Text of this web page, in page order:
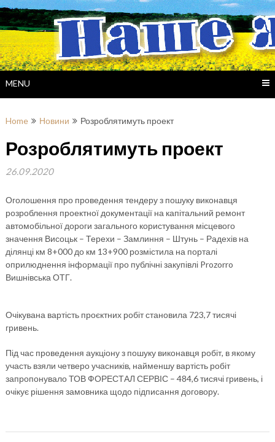
Skip
to
content
MENU
Home Новини Розроблятимуть проект
Розроблятимуть проект
26.09.2020
Оголошення про проведення тендеру з пошуку виконавця
розроблення проектної документації на капітальний ремонт
автомобільної дороги загального користування місцевого
значення Висоцьк – Терехи – Замлиння – Штунь – Радехів на
ділянці км 8+000 до км 13+900 розмістила на порталі
оприлюднення інформації про публічні закупівлі Prozorro
Вишнівська ОТГ.
Очікувана вартість проєктних робіт становила 723,7 тисячі
гривень.
Під час проведення аукціону з пошуку виконавця робіт, в якому
участь взяли четверо учасників, найменшу вартість робіт
запропонувало ТОВ ФОРЕСТАЛ СЕРВІС – 484,6 тисячі гривень, і
очікує рішення замовника щодо підписання договору.